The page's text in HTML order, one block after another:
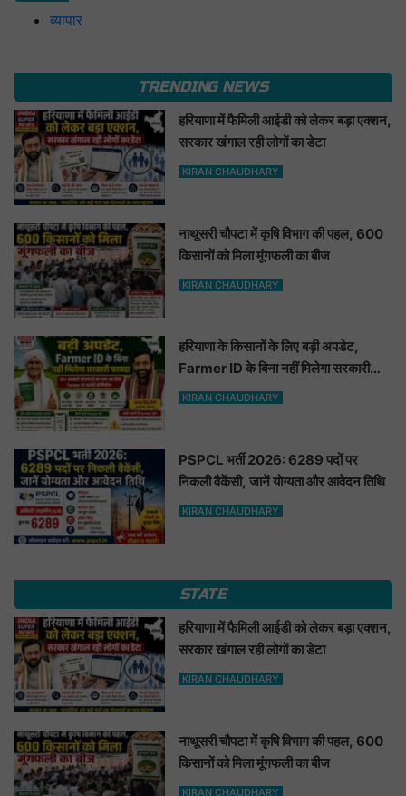
व्यापार
TRENDING NEWS
हरियाणा में फैमिली आईडी को लेकर बड़ा एक्शन,
सरकार खंगाल रही लोगों का डेटा
KIRAN CHAUDHARY
नाथूसरी चौपटा में कृषि विभाग की पहल, 600
किसानों को मिला मूंगफली का बीज
KIRAN CHAUDHARY
हरियाणा के किसानों के लिए बड़ी अपडेट,
Farmer ID के बिना नहीं मिलेगा सरकारी
फायदा
KIRAN CHAUDHARY
PSPCL भर्ती 2026: 6289 पदों पर
निकली वैकेंसी, जानें योग्यता और आवेदन तिथि
KIRAN CHAUDHARY
STATE
हरियाणा में फैमिली आईडी को लेकर बड़ा एक्शन,
सरकार खंगाल रही लोगों का डेटा
KIRAN CHAUDHARY
नाथूसरी चौपटा में कृषि विभाग की पहल, 600
किसानों को मिला मूंगफली का बीज
KIRAN CHAUDHARY